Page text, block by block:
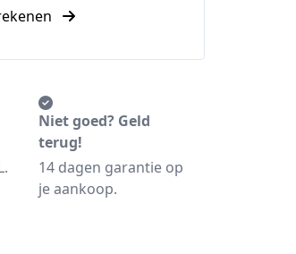
Niet goed? Geld
terug!
14 dagen garantie op
je aankoop.